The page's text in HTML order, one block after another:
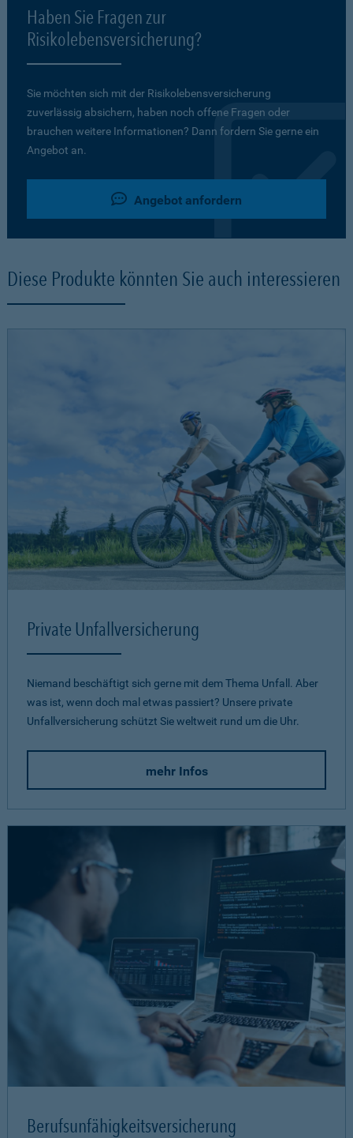
Haben Sie Fragen zur
Risikolebensversicherung?
Sie möchten sich mit der Risikolebensversicherung
zuverlässig absichern, haben noch offene Fragen oder
brauchen weitere Informationen? Dann fordern Sie gerne ein
Angebot an.
Angebot anfordern
Diese Produkte könnten Sie auch interessieren
Private Unfallversicherung
Niemand beschäftigt sich gerne mit dem Thema Unfall. Aber
was ist, wenn doch mal etwas passiert? Unsere private
Unfallversicherung schützt Sie weltweit rund um die Uhr.
mehr Infos
Berufsunfähigkeits­versicherung